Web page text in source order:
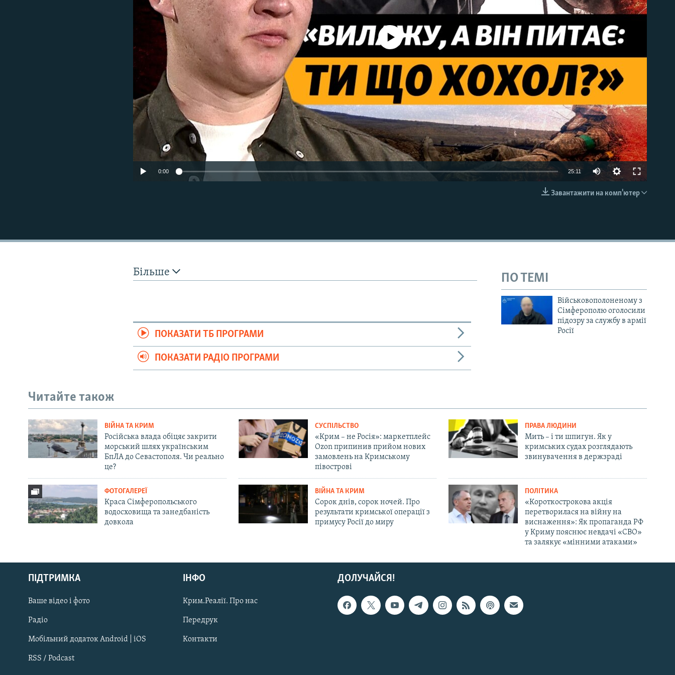
Русский
Qırımtatar
ДОЛУЧАЙСЯ!
480p
No media source currently available
0:00 25:11 Auto
720p
Завантажити на комп'ютер
Більше ПО ТЕМІ
Військовополоненому з
Сімферополю оголосили
підозру за службу в армії
Росії
ПОКАЗАТИ ТБ ПРОГРАМИ
ПОКАЗАТИ РАДІО ПРОГРАМИ
Читайте також
ВІЙНА ТА КРИМ
Російська влада обіцяє закрити
морський шлях українським
БпЛА до Севастополя. Чи реально
це?
СУСПІЛЬСТВО
«Крим – не Росія»: маркетплейс
Ozon припинив прийом нових
замовлень на Кримському
півострові
ПРАВА ЛЮДИНИ
Мить – і ти шпигун. Як у
кримських судах розглядають
звинувачення в держзраді
ФОТОГАЛЕРЕЇ
Краса Сімферопольського
водосховища та занедбаність
довкола
ВІЙНА ТА КРИМ
Сорок днів, сорок ночей. Про
результати кримської операції з
примусу Росії до миру
ПОЛІТИКА
«Короткострокова акція
перетворилася на війну на
виснаження»: Як пропаганда РФ
у Криму пояснює невдачі «СВО»
та залякує «мінними атаками»
ДОЛУЧАЙСЯ!
ПІДТРИМКА
Ваше відео і фото
Радіо
Мобільний додаток Android | iOS
RSS / Podcast
ІНФО
Крим.Реалії. Про нас
Передрук
Контакти